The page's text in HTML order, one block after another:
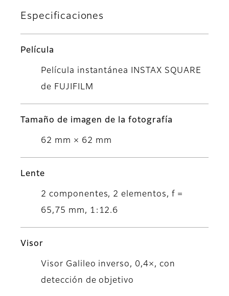
Especificaciones
Película
Película instantánea INSTAX SQUARE
de FUJIFILM
Tamaño de imagen de la fotografía
62 mm × 62 mm
Lente
2 componentes, 2 elementos, f =
65,75 mm, 1:12.6
Visor
Visor Galileo inverso, 0,4×, con
detección de objetivo